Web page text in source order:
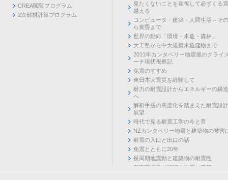
CREA閲覧プログラム
2次部材計算プログラム
見たくないことを直視して必ずくる
越える
コンピュータ・建築・人間生活～そ
ら黄昏まで
世界の動向「環境・木造・森林」
大工塾から中大規模木造建物まで
2011年カンタベリー地震後のクライ
ーチ現状視察記
免震のすすめ
東日本大震災を経験して
耐力の耐震設計からエネルギーの構
へ
解析手法の高度化を踏まえた耐震設
展望
時代で見る耐震工学の今と昔
NZカンタベリー地震と建築物の被害
耐震の入口と出口の話
免震とともに20年
長周期地震動と建築物の耐震性
都市環境学で紐解く地震と建築